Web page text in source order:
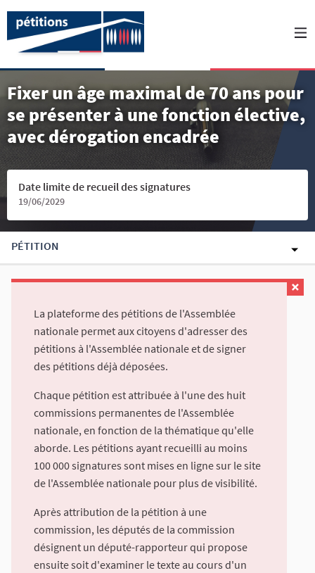
Fixer un âge maximal de 70 ans pour
se présenter à une fonction élective,
avec dérogation encadrée
Date limite de recueil des signatures
19/06/2029
PÉTITION
La plateforme des pétitions de l'Assemblée
nationale permet aux citoyens d'adresser des
pétitions à l'Assemblée nationale et de signer
des pétitions déjà déposées.
Chaque pétition est attribuée à l'une des huit
commissions permanentes de l'Assemblée
nationale, en fonction de la thématique qu'elle
aborde. Les pétitions ayant recueilli au moins
100 000 signatures sont mises en ligne sur le site
de l'Assemblée nationale pour plus de visibilité.
Après attribution de la pétition à une
commission, les députés de la commission
désignent un député-rapporteur qui propose
ensuite soit d'examiner le texte au cours d'un